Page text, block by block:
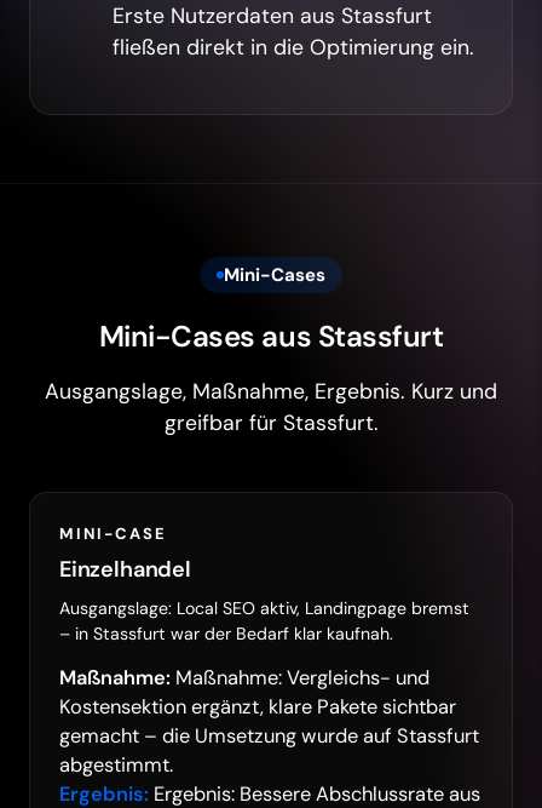
Erste Nutzerdaten aus Stassfurt
fließen direkt in die Optimierung ein.
Mini-Cases
Mini-Cases aus Stassfurt
Ausgangslage, Maßnahme, Ergebnis. Kurz und
greifbar für Stassfurt.
MINI-CASE
Einzelhandel
Ausgangslage: Local SEO aktiv, Landingpage bremst
– in Stassfurt war der Bedarf klar kaufnah.
Maßnahme: Maßnahme: Vergleichs- und
Kostensektion ergänzt, klare Pakete sichtbar
gemacht – die Umsetzung wurde auf Stassfurt
abgestimmt.
Ergebnis: Ergebnis: Bessere Abschlussrate aus